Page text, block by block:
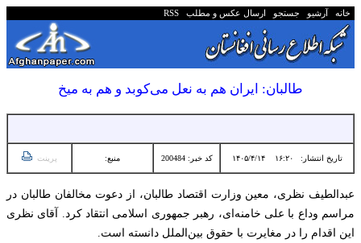
خانه آرشیو جستجو ارسال عکس و مطلب RSS
طالبان: ایران هم به نعل می‌‌کوبد و هم به میخ
تاریخ انتشار: ۱۶:۲۰ ۱۴۰۵/۴/۱۴ کد خبر: 200484 منبع: پرینت
عبدالطیف نظری، معین وزارت اقتصاد طالبان، از دعوت مخالفان طالبان در
مراسم وداع با علی خامنه‌ای، رهبر جمهوری اسلامی انتقاد کرد. آقای نظری
این اقدام را در مغایرت با حقوق بین‌الملل دانسته است.